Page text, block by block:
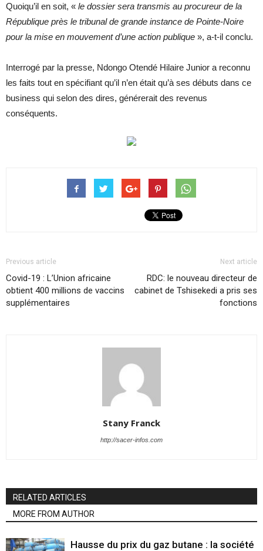
Quoiqu’il en soit, « le dossier sera transmis au procureur de la
République près le tribunal de grande instance de Pointe-Noire
pour la mise en mouvement d’une action publique », a-t-il conclu.
Interrogé par la presse, Ndongo Otendé Hilaire Junior a reconnu
les faits tout en spécifiant qu’il n’en était qu’à ses débuts dans ce
business qui selon des dires, générerait des revenus
conséquents.
Previous article
Covid-19 : L’Union africaine
obtient 400 millions de vaccins
supplémentaires
Next article
RDC: le nouveau directeur de
cabinet de Tshisekedi a pris ses
fonctions
Stany Franck
http://sacer-infos.com
RELATED ARTICLES
MORE FROM AUTHOR
Hausse du prix du gaz butane : la société